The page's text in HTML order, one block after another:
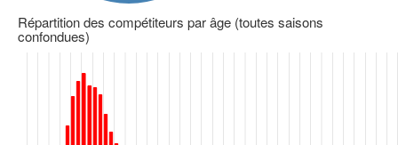
Répartition des compétiteurs par âge (toutes saisons
confondues)